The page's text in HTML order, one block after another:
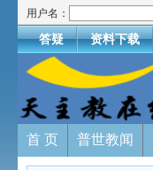
用户名：
答疑 资料下载
首 页 普世教闻